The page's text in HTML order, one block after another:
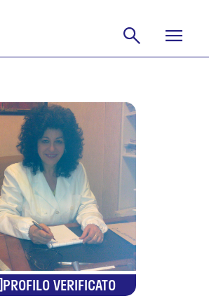
PROFILO VERIFICATO